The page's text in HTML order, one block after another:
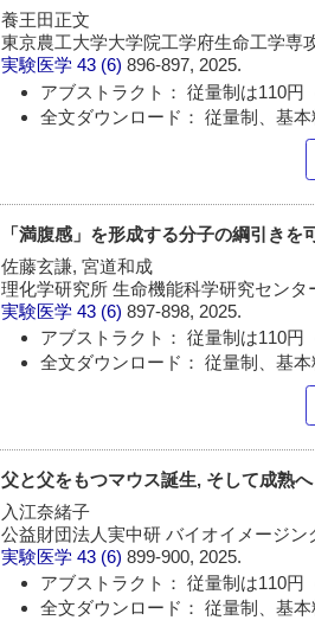
養王田正文
東京農工大学大学院工学府生命工学専
実験医学 43 (6)896-897, 2025.
アブストラクト： 従量制は110円
全文ダウンロード： 従量制、基
「満腹感」を形成する分子の綱引きを
佐藤玄謙, 宮道和成
理化学研究所 生命機能科学研究センタ
実験医学 43 (6)897-898, 2025.
アブストラクト： 従量制は110円
全文ダウンロード： 従量制、基
父と父をもつマウス誕生, そして成熟
入江奈緒子
公益財団法人実中研 バイオイメージ
実験医学 43 (6)899-900, 2025.
アブストラクト： 従量制は110円
全文ダウンロード： 従量制、基